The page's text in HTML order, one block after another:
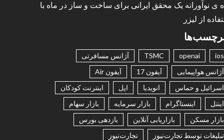
ی نوآورانه یک محقق ایرانی برای ساخت و ساز در ماه با
از لیزر
ios
openai
TSMC
آژانس مسافرتی
آژانس هواپیمایی
آیفون 17
آیفون Air
اسرائیل و حماس
انویدیا اپل
اینترنت کودکان
اینتل
اینستاگرام بازار سرمایه
بازار سهام
بازار مسکن
بازاریابی آنلاین
بازدهی بورس
تبلیغات توسط تجارت‌نیوز
تجارت‌نیوز